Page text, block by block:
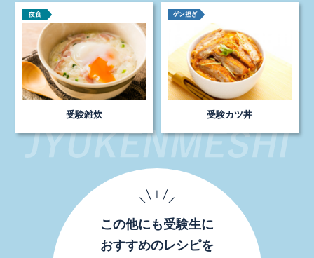
受験雑炊 受験カツ丼
この他にも受験生に
おすすめのレシピを